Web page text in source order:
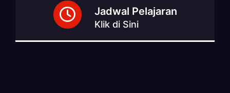
Jadwal Pelajaran
Klik di Sini